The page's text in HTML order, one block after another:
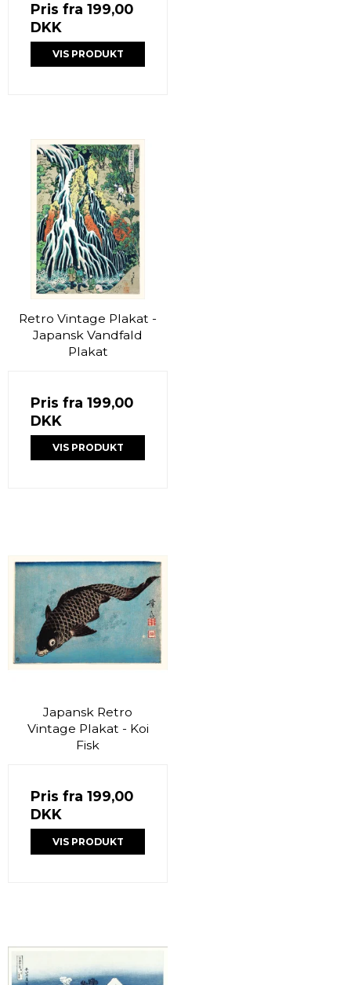
Pris fra 199,00
DKK
VIS PRODUKT
Retro Vintage Plakat -
Japansk Vandfald
Plakat
Pris fra 199,00
DKK
VIS PRODUKT
Japansk Retro
Vintage Plakat - Koi
Fisk
Pris fra 199,00
DKK
VIS PRODUKT